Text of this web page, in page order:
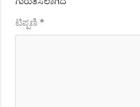
ಟಿಪ್ಪಣಿ*